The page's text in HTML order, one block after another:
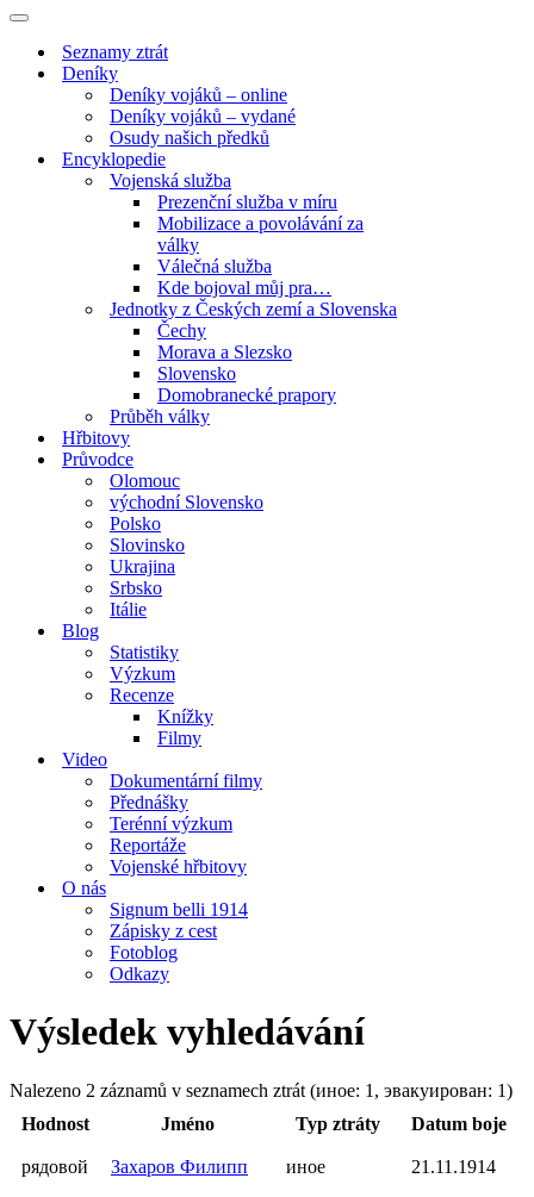
Navigační
menu
Navigační
Seznamy ztrát
Deníky
Deníky vojáků – online
Deníky vojáků – vydané
Osudy našich předků
Encyklopedie
Vojenská služba
Prezenční služba v míru
Mobilizace a povolávání za
války
Válečná služba
Kde bojoval můj pra…
Jednotky z Českých zemí a Slovenska
Čechy
Morava a Slezsko
Slovensko
Domobranecké prapory
Průběh války
Hřbitovy
Průvodce
Olomouc
východní Slovensko
Polsko
Slovinsko
Ukrajina
Srbsko
Itálie
Blog
Statistiky
Výzkum
Recenze
Knížky
Filmy
Video
Dokumentární filmy
Přednášky
Terénní výzkum
Reportáže
Vojenské hřbitovy
O nás
Signum belli 1914
Zápisky z cest
Fotoblog
Odkazy
Výsledek vyhledávání
Nalezeno 2 záznamů v seznamech ztrát (иное: 1, эвакуирован: 1)
Hodnost
Jméno Typ ztráty Datum boje
рядовой Захаров Филипп иное 21.11.1914